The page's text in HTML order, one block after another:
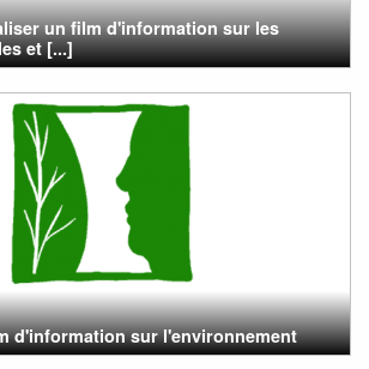
un film d'information sur les
et [...]
d'information sur l'environnement